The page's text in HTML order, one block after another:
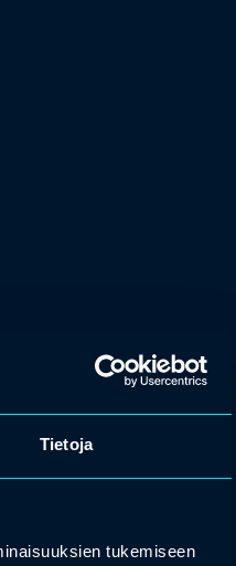
Tietoja
tukemiseen